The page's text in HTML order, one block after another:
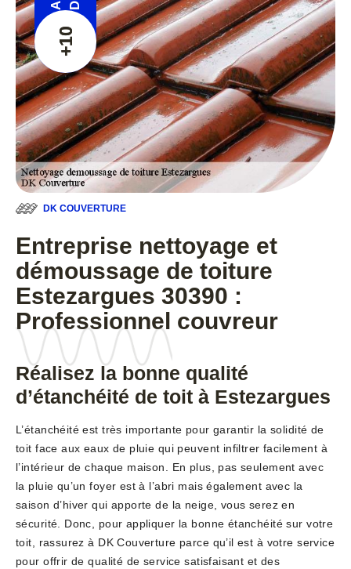
+10
DK COUVERTURE
Entreprise nettoyage et
démoussage de toiture
Estezargues 30390 :
Professionnel couvreur
Réalisez la bonne qualité
d’étanchéité de toit à Estezargues
L’étanchéité est très importante pour garantir la solidité de
toit face aux eaux de pluie qui peuvent infiltrer facilement à
l’intérieur de chaque maison. En plus, pas seulement avec
la pluie qu’un foyer est à l’abri mais également avec la
saison d’hiver qui apporte de la neige, vous serez en
sécurité. Donc, pour appliquer la bonne étanchéité sur votre
toit, rassurez à DK Couverture parce qu’il est à votre service
pour offrir de qualité de service satisfaisant et des